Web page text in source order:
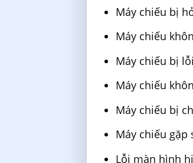
Máy chiếu bị
Máy chiếu
Máy chiếu bị
Máy chiếu
Máy chiếu bị
Máy chiếu
Lỗi màn hình